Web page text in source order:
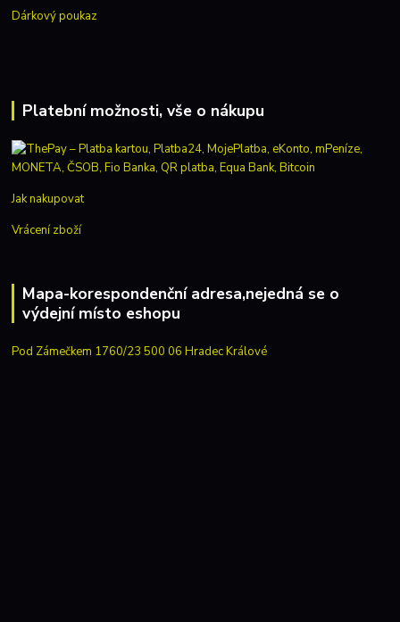
Dárkový poukaz
Platební možnosti, vše o nákupu
Jak nakupovat
Vrácení zboží
Mapa-korespondenční adresa,nejedná se o
výdejní místo eshopu
Pod Zámečkem 1760/23 500 06 Hradec Králové